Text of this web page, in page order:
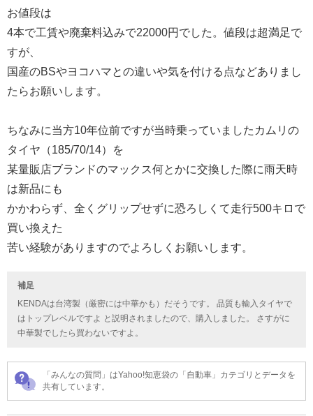
お値段は
4本で工賃や廃棄料込みで22000円でした。値段は超満足で
すが、
国産のBSやヨコハマとの違いや気を付ける点などありまし
たらお願いします。
ちなみに当方10年位前ですが当時乗っていましたカムリの
タイヤ（185/70/14）を
某量販店ブランドのマックス何とかに交換した際に雨天時
は新品にも
かかわらず、全くグリップせずに恐ろしくて走行500キロで
買い換えた
苦い経験がありますのでよろしくお願いします。
補足
KENDAは台湾製（厳密には中華かも）だそうです。 品質も輸入タイヤで
はトップレベルですよ と説明されましたので、購入しました。 さすがに
中華製でしたら買わないですよ。
「みんなの質問」はYahoo!知恵袋の「自動車」カテゴリとデータを
共有しています。